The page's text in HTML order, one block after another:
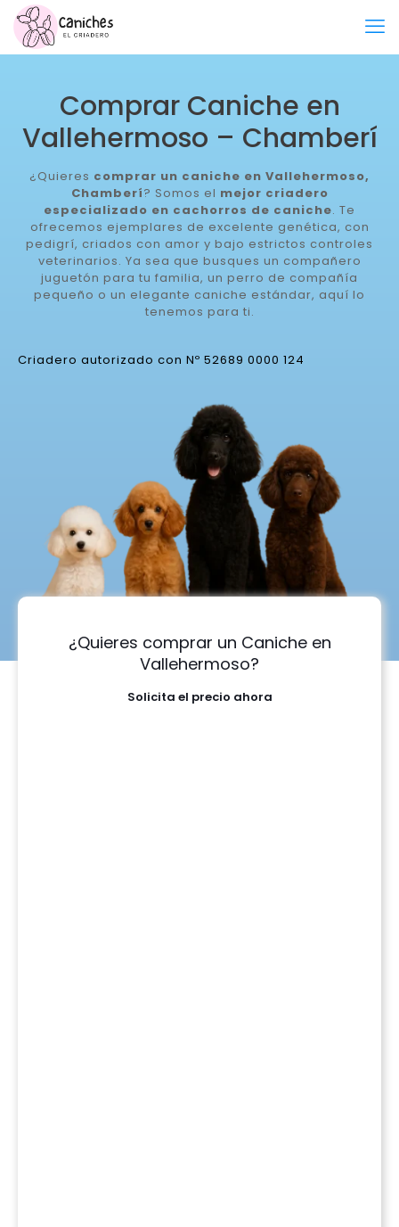
Comprar Caniche en
Vallehermoso – Chamberí
¿Quieres comprar un caniche en Vallehermoso,
Chamberí? Somos el mejor criadero
especializado en cachorros de caniche. Te
ofrecemos ejemplares de excelente genética, con
pedigrí, criados con amor y bajo estrictos controles
veterinarios. Ya sea que busques un compañero
juguetón para tu familia, un perro de compañía
pequeño o un elegante caniche estándar, aquí lo
tenemos para ti.
Criadero autorizado con Nº 52689 0000 124
¿Quieres comprar un Caniche en
Vallehermoso?
Solicita el precio ahora